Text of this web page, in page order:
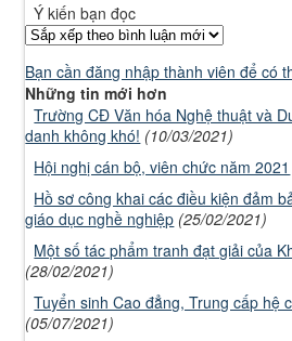
Ý kiến bạn đọc
Bạn cần đăng nhập thành viên để có
Những tin mới hơn
Trường CĐ Văn hóa Nghệ thuật và
danh không khó! (10/03/2021)
Hội nghị cán bộ, viên chức năm 2021
Hồ sơ công khai các điều kiện đảm
giáo dục nghề nghiệp (25/02/2021)
Một số tác phẩm tranh đạt giải của
(28/02/2021)
Tuyển sinh Cao đẳng, Trung cấp hệ
(05/07/2021)